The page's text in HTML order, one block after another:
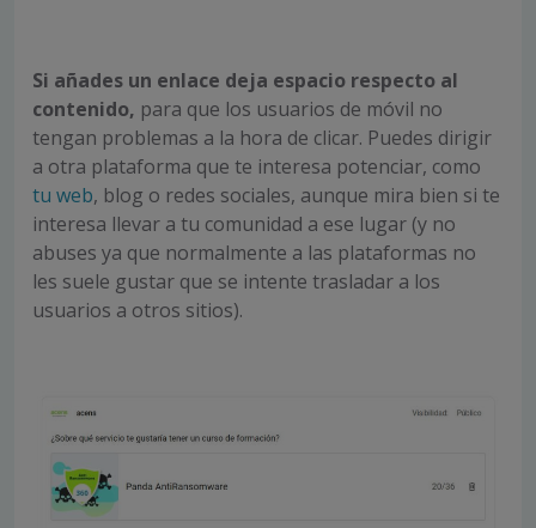
Si añades un enlace deja espacio respecto al
contenido, para que los usuarios de móvil no
tengan problemas a la hora de clicar. Puedes dirigir
a otra plataforma que te interesa potenciar, como
tu web, blog o redes sociales, aunque mira bien si te
interesa llevar a tu comunidad a ese lugar (y no
abuses ya que normalmente a las plataformas no
les suele gustar que se intente trasladar a los
usuarios a otros sitios).